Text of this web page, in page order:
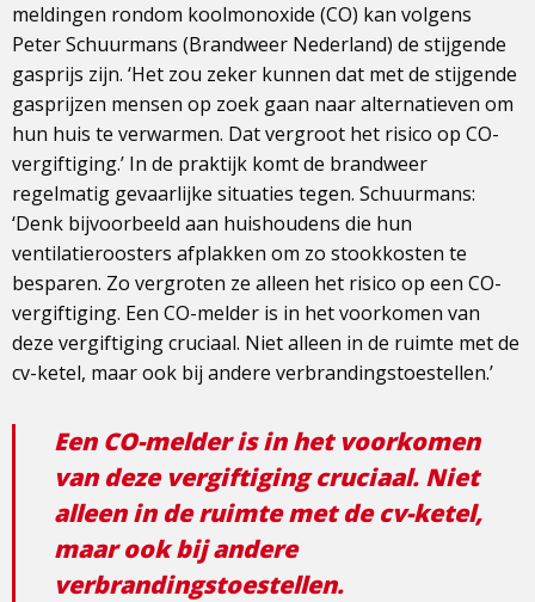
meldingen rondom koolmonoxide (CO) kan volgens
Peter Schuurmans (Brandweer Nederland) de stijgende
gasprijs zijn. ‘Het zou zeker kunnen dat met de stijgende
gasprijzen mensen op zoek gaan naar alternatieven om
hun huis te verwarmen. Dat vergroot het risico op CO-
vergiftiging.’ In de praktijk komt de brandweer
regelmatig gevaarlijke situaties tegen. Schuurmans:
‘Denk bijvoorbeeld aan huishoudens die hun
ventilatieroosters afplakken om zo stookkosten te
besparen. Zo vergroten ze alleen het risico op een CO-
vergiftiging. Een CO-melder is in het voorkomen van
deze vergiftiging cruciaal. Niet alleen in de ruimte met de
cv-ketel, maar ook bij andere verbrandingstoestellen.’
Een CO-melder is in het voorkomen
van deze vergiftiging cruciaal. Niet
alleen in de ruimte met de cv-ketel,
maar ook bij andere
verbrandingstoestellen.